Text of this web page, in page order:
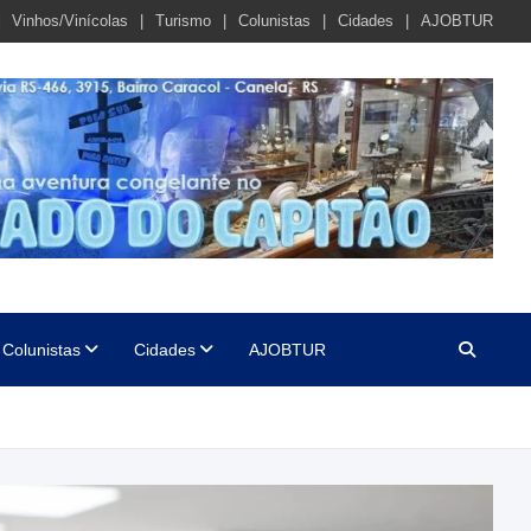
Vinhos/Vinícolas Turismo Colunistas Cidades AJOBTUR
Colunistas Cidades AJOBTUR